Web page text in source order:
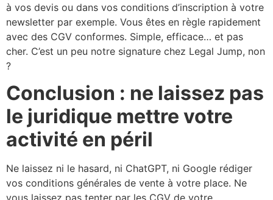
à vos devis ou dans vos conditions d’inscription à votre
newsletter par exemple. Vous êtes en règle rapidement
avec des CGV conformes. Simple, efficace… et pas
cher. C’est un peu notre signature chez Legal Jump, non
?
Conclusion : ne laissez pas
le juridique mettre votre
activité en péril
Ne laissez ni le hasard, ni ChatGPT, ni Google rédiger
vos conditions générales de vente à votre place. Ne